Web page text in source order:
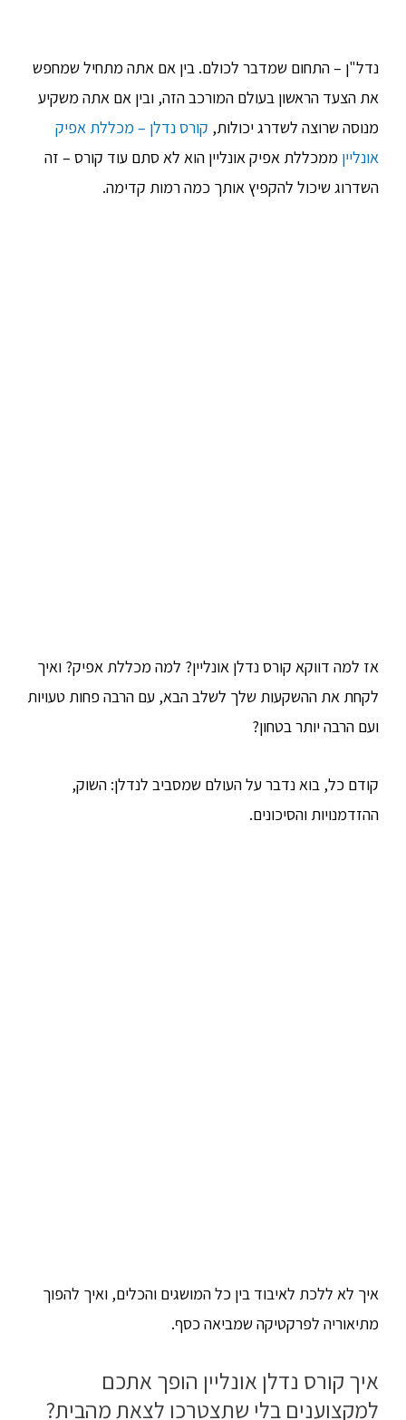
נדל"ן – התחום שמדבר לכולם. בין אם אתה מתחיל שמחפש
את הצעד הראשון בעולם המורכב הזה, ובין אם אתה משקיע
מנוסה שרוצה לשדרג יכולות, קורס נדלן – מכללת אפיק
אונליין ממכללת אפיק אונליין הוא לא סתם עוד קורס – זה
השדרוג שיכול להקפיץ אותך כמה רמות קדימה.
אז למה דווקא קורס נדלן אונליין? למה מכללת אפיק? ואיך
לקחת את ההשקעות שלך לשלב הבא, עם הרבה פחות טעויות
ועם הרבה יותר בטחון?
קודם כל, בוא נדבר על העולם שמסביב לנדלן: השוק,
ההזדמנויות והסיכונים.
איך לא ללכת לאיבוד בין כל המושגים והכלים, ואיך להפוך
מתיאוריה לפרקטיקה שמביאה כסף.
איך קורס נדלן אונליין הופך אתכם
למקצוענים בלי שתצטרכו לצאת מהבית?